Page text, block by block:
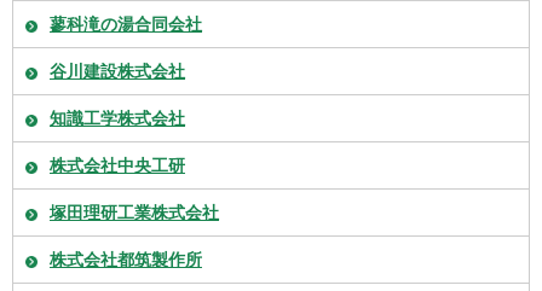
蓼科滝の湯合同会社
谷川建設株式会社
知識工学株式会社
株式会社中央工研
塚田理研工業株式会社
株式会社都筑製作所